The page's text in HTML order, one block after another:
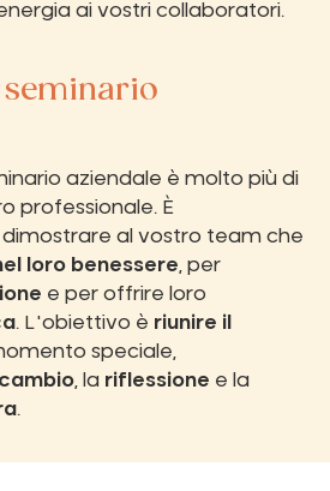
ai vostri collaboratori.
seminario
aziendale è molto più di
professionale. È
al vostro team che
loro benessere , per
e per offrire loro
. L'obiettivo è riunire il
speciale,
, la riflessione e la
.